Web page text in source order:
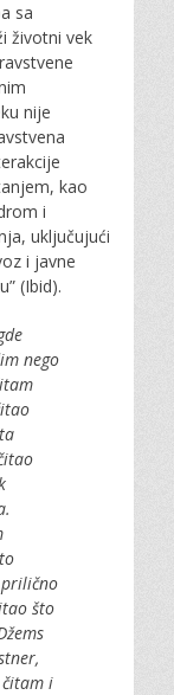
sa
životni vek
nije
kao
i
uključujući
i javne
(Ibid).
nego
prilično
što
čitam i